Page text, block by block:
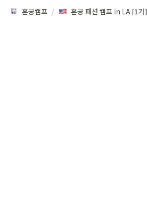
혼공캠프 / 혼공 패션 캠프 in LA [1기]